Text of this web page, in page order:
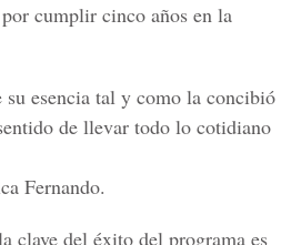
cumplir cinco años en la
esencia tal y como la concibió
de llevar todo lo cotidiano
Fernando.
clave del éxito del programa es